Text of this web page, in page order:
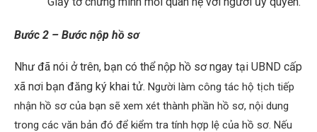
Bước 2 – Bước nộp hồ sơ
Như đã nói ở trên, bạn có thể nộp hồ sơ ngay tại UBND cấp
xã nơi bạn đăng ký khai tử. Người làm công tác hộ tịch tiếp
nhận hồ sơ của bạn sẽ xem xét thành phần hồ sơ, nội dung
trong các văn bản đó để kiểm tra tính hợp lệ của hồ sơ. Nếu